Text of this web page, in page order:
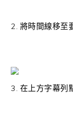
2. 將時間線移至
3. 在上方字幕列